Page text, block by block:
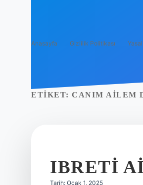
Anasayfa Gizlilik Politikası
ETIKET: CANIM AILEM
IBRETI
Tarih: Ocak 1, 2025